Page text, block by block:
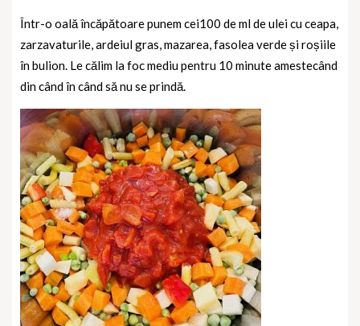
Într-o oală încăpătoare punem cei100 de ml de ulei cu ceapa,
zarzavaturile, ardeiul gras, mazarea, fasolea verde și roșiile
în bulion. Le călim la foc mediu pentru 10 minute amestecând
din când în când să nu se prindă.